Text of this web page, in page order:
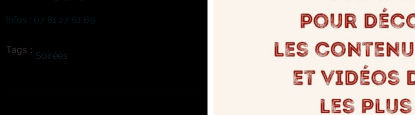
Infos : 07 81 27 61 69
Tags : Soirées